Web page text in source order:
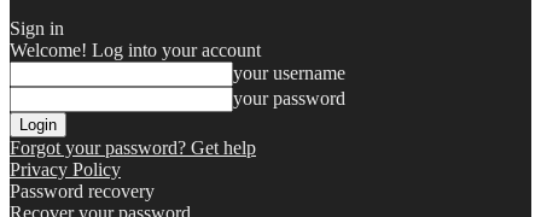
Sign in
Welcome! Log into your account
your username
your password
Forgot your password? Get help
Privacy Policy
Password recovery
Recover your password